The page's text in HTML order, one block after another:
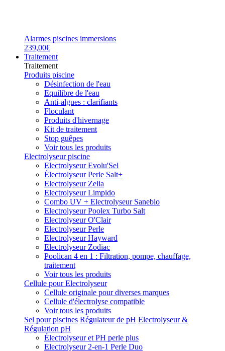
Alarmes piscines immersions
239,00€
Traitement
Traitement
Produits piscine
Désinfection de l'eau
Equilibre de l'eau
Anti-algues : clarifiants
Floculant
Produits d'hivernage
Kit de traitement
Stop guêpes
Voir tous les produits
Electrolyseur piscine
Electrolyseur Evolu'Sel
Électrolyseur Perle Salt+
Electrolyseur Zelia
Electrolyseur Limpido
Combo UV + Electrolyseur Sanebio
Electrolyseur Poolex Turbo Salt
Electrolyseur O'Clair
Electrolyseur Perle
Electrolyseur Hayward
Electrolyseur Zodiac
Poolican 4 en 1 : Filtration, pompe, chauffage,
traitement
Voir tous les produits
Cellule pour Electrolyseur
Cellule originale pour diverses marques
Cellule d'électrolyse compatible
Voir tous les produits
Sel pour piscines Régulateur de pH Electrolyseur &
Régulation pH
Électrolyseur et PH perle plus
Electrolyseur 2-en-1 Perle Duo